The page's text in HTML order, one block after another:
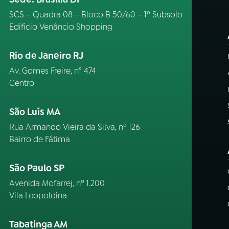
SCS – Quadra 08 – Bloco B 50/60 – 1º Subsolo
Edifício Venâncio Shopping
Rio de Janeiro RJ
Av. Gomes Freire, n° 474
Centro
São Luís MA
Rua Armando Vieira da Silva, nº 126
Bairro de Fátima
São Paulo SP
Avenida Mofarrej, nº 1.200
Vila Leopoldina
Tabatinga AM